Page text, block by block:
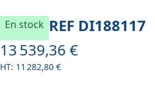
En stock REF DI188117
À partir de
13 539,36 €
11 282,80 €